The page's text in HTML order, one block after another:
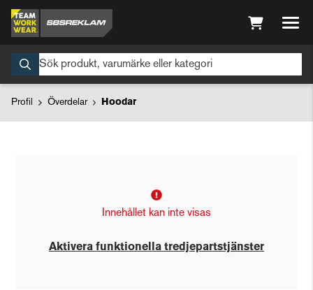
Profil Överdelar Hoodar
Innehållet kan inte visas
Aktivera funktionella tredjepartstjänster